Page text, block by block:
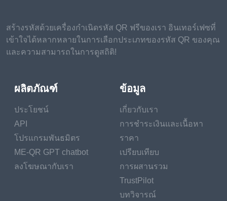
that defy explanation, he
discovers a dark
conspiracy that spans
of reality. With its mind-
bending plot twists,
performances, "In the
Shadow of the Moon"
keeps viewers on the
สร้างรหัสด้วยเครื่องกำเนิดรหัส QR ฟรีของเรา อินเทอร์เฟซที่
เข้าใจได้หลากหลายในการเลือกประเภทของรหัส QR ของคุณ
และความสามารถในการดูสถิติ!
ผลิตภัณฑ์
ประโยชน์
API
โปรแกรมพันธมิตร
ME-QR GPT chatbot
ลงโฆษณากับเรา
ข้อมูล
เกี่ยวกับเรา
การชำระเงินและเนื้อหา
ราคา
เปรียบเทียบ
การผสานรวม
TrustPilot
บทวิจารณ์